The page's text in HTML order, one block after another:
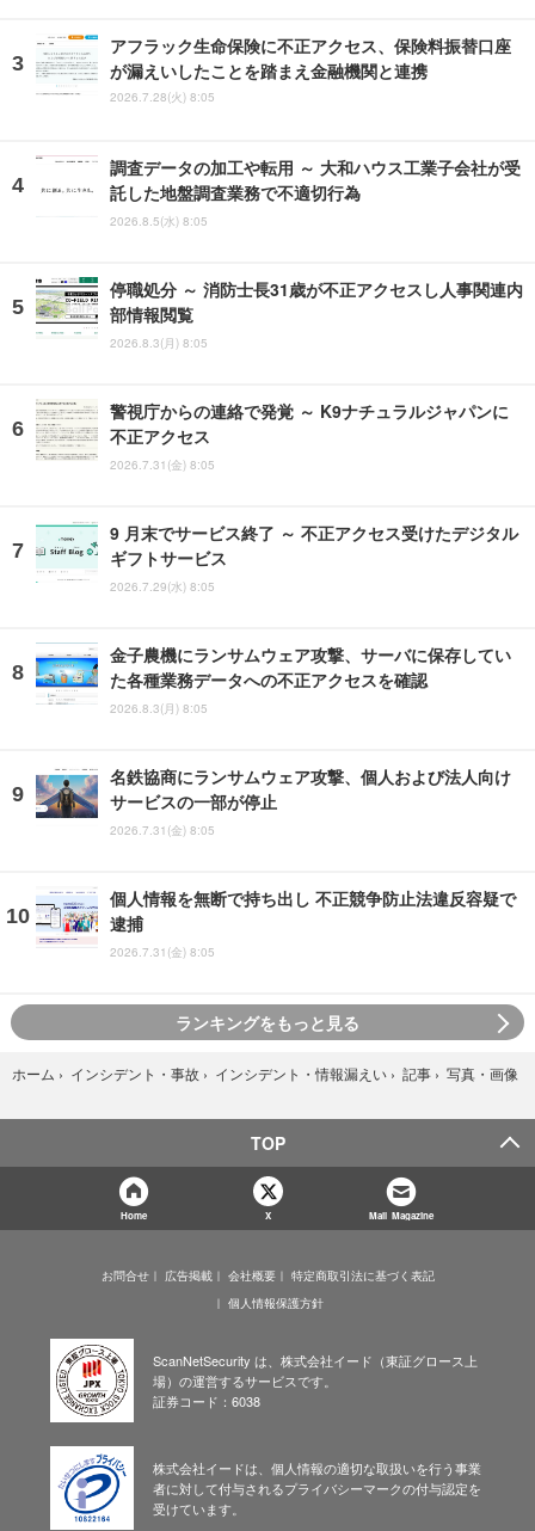
アフラック生命保険に不正アクセス、保険料振替口座
が漏えいしたことを踏まえ金融機関と連携
2026.7.28(火) 8:05
調査データの加工や転用 ～ 大和ハウス工業子会社が受
託した地盤調査業務で不適切行為
2026.8.5(水) 8:05
停職処分 ～ 消防士長31歳が不正アクセスし人事関連内
部情報閲覧
2026.8.3(月) 8:05
警視庁からの連絡で発覚 ～ K9ナチュラルジャパンに
不正アクセス
2026.7.31(金) 8:05
9 月末でサービス終了 ～ 不正アクセス受けたデジタル
ギフトサービス
2026.7.29(水) 8:05
金子農機にランサムウェア攻撃、サーバに保存してい
た各種業務データへの不正アクセスを確認
2026.8.3(月) 8:05
名鉄協商にランサムウェア攻撃、個人および法人向け
サービスの一部が停止
2026.7.31(金) 8:05
個人情報を無断で持ち出し 不正競争防止法違反容疑で
逮捕
2026.7.31(金) 8:05
ランキングをもっと見る
ホーム › インシデント・事故 › インシデント・情報漏えい › 記事 › 写真・画像
TOP
Home X Mail Magazine
お問合せ 広告掲載 会社概要
特定商取引法に基づく表記
個人情報保護方針
ScanNetSecurity は、株式会社イード（東証グロース上
場）の運営するサービスです。
証券コード：6038
株式会社イードは、個人情報の適切な取扱いを行う事業
者に対して付与されるプライバシーマークの付与認定を
受けています。